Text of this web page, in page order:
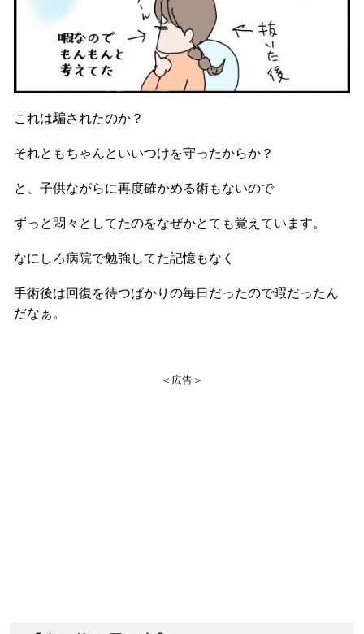
これは騙されたのか？
それともちゃんといいつけを守ったからか？
と、子供ながらに再度確かめる術もないので
ずっと悶々としてたのをなぜかとても覚えています。
なにしろ病院で勉強してた記憶もなく
手術後は回復を待つばかりの毎日だったので暇だったん
だなぁ。
＜広告＞